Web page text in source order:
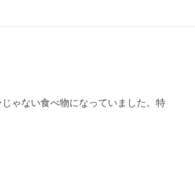
ゃない食べ物になっていました。特